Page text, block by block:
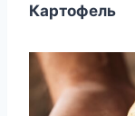
Картофель